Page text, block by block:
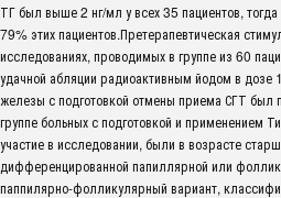
ТГ был выше 2 нг/мл у всех 35 пациентов,
79% этих пациентов.Претерапевтическая
исследованиях, проводимых в группе из 60
удачной абляции радиоактивным йодом в дозе
железы с подготовкой отмены приема СГТ был
группе больных с подготовкой и применением
участие в исследовании, были в возрасте
дифференцированной папиллярной или
паппилярно-фолликулярный вариант,